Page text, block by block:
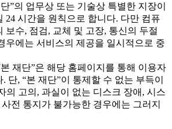
”의 업무상 또는 기술상 특별한 지장이
24 시간을 원칙으로 합니다. 다만 컴퓨
보수, 점검, 교체 및 고장, 통신의 두절
우에는 서비스의 제공을 일시적으로 중
재단”은 해당 홈페이지를 통해 이용자
단, “본 재단”이 통제할 수 없는 부득이
의 고의, 과실이 없는 디스크 장애, 시스
전 통지가 불가능한 경우에는 그러지